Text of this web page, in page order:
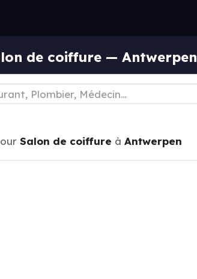
de coiffure — Antwerpen
Salon de coiffure à Antwerpen